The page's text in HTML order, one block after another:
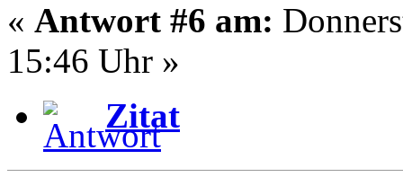
« Antwort #6 am:
15:46 Uhr »
Zitat